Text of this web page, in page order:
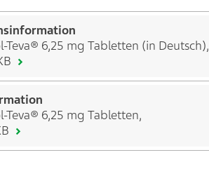
Teva® 6,25 mg Tabletten (in Deutsch),
Teva® 6,25 mg Tabletten,